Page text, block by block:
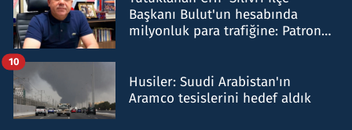
Başkanı Bulut'un hesabında
milyonluk para trafiğine: Patron
Husiler: Suudi Arabistan'ın
Aramco tesislerini hedef aldık
10